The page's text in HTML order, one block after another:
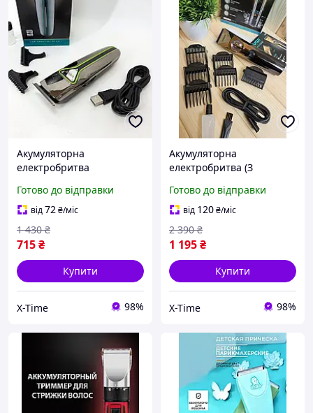
Акумуляторна
електробритва
Портативна ручна
машинка для стрижки
волосся, XTM
Готово до відправки
від72₴/міс
715₴
1 430 ₴
Купити
X-Time 98%
Акумуляторна
електробритва (З
ручна машинка для
стрижки волосся, XTM
Готово до відправки
від 120₴/міс
1 195₴
2 390 ₴
Купити
X-Time 98%